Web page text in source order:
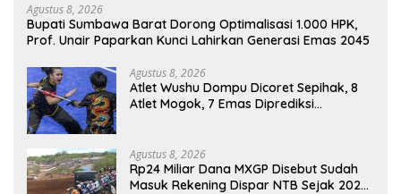
Agustus 8, 2026
Bupati Sumbawa Barat Dorong Optimalisasi 1.000 HPK,
Prof. Unair Paparkan Kunci Lahirkan Generasi Emas 2045
Agustus 8, 2026
Atlet Wushu Dompu Dicoret Sepihak, 8
Atlet Mogok, 7 Emas Diprediksi
Agustus 8, 2026
Rp24 Miliar Dana MXGP Disebut Sudah
Masuk Rekening Dispar NTB Sejak 2024,